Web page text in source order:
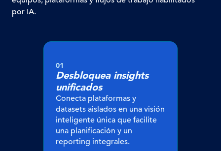
por IA.
01
Desbloquea insights
unificados
Conecta plataformas y
datasets aislados en una visión
inteligente única que facilite
una planificación y un
reporting integrales.